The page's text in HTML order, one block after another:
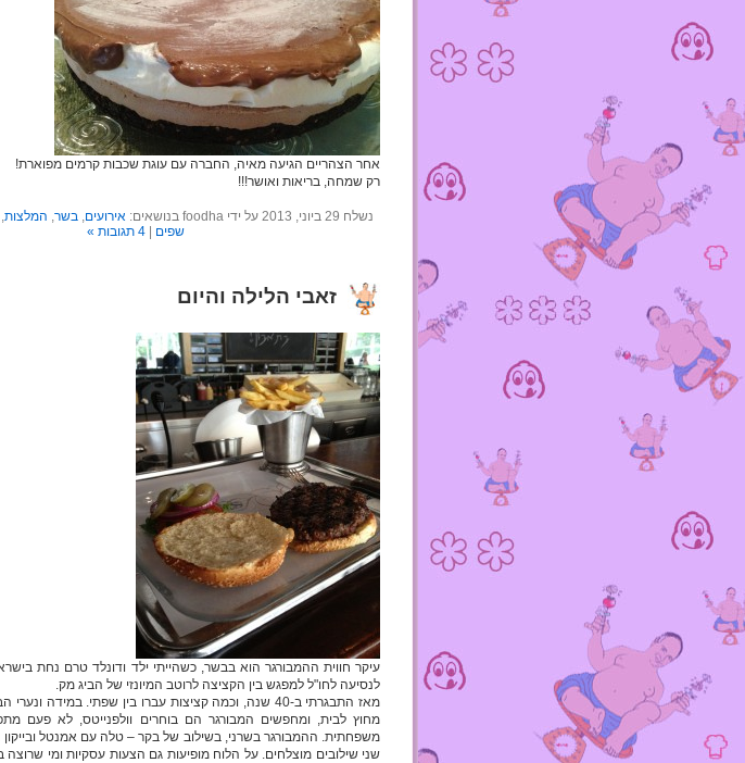
אחר הצהריים הגיעה מאיה, החברה עם עוגת שכבות קרמים מפוארת!
רק שמחה, בריאות ואושר!!!
נשלח 29 ביוני, 2013 על ידי foodha בנושאים: אירועים,בשר, המלצות
שפים
4 תגובות »
זאבי הלילה והיום
עיקר חווית ההמבורגר הוא בבשר, כשהייתי ילד ודונלד טרם נחת בישראל
לנסיעה לחו"ל למפגש בין הקציצה לרוטב המיונזי של הביג מק.
מאז התבגרתי ב-40 שנה, וכמה קציצות עברו בין שפתי. במידה
מחוץ לבית, ומחפשים המבורגר הם בוחרים וולפנייטס, לא פעם
משפחתית. ההמבורגר בשרני, בשילוב של בקר – טלה עם אמנטל ובייקון
שני שילובים מוצלחים. על הלוח מופיעות גם הצעות עסקיות ומי שרוצה